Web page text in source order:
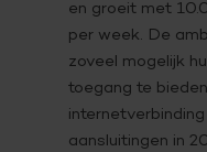
en groeit met
per week. De
zoveel mogelijk
toegang te
aansluitingen in